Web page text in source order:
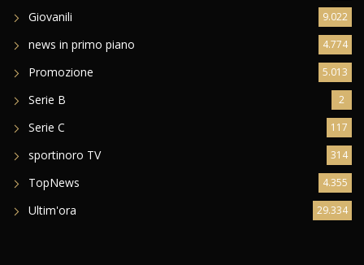
Giovanili 9.022
news in primo piano 4.774
Promozione 5.013
Serie B 2
Serie C 117
sportinoro TV 314
TopNews 4.355
Ultim'ora 29.334